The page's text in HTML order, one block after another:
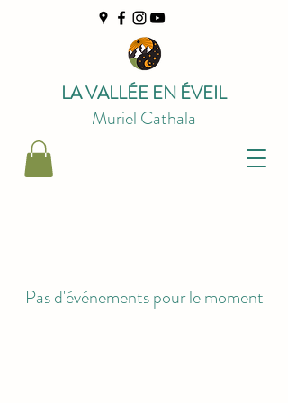
LA VALLÉE EN ÉVEIL
Muriel Cathala
Pas d'événements pour le moment